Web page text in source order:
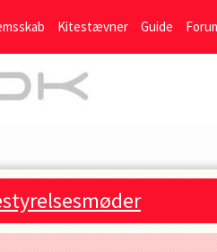
Kitestævner Guide